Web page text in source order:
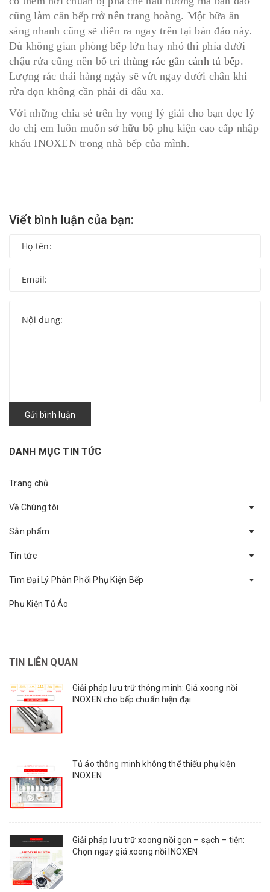
cũng làm căn bếp trở nên trang hoàng. Một bữa ăn
sáng nhanh cũng sẽ diễn ra ngay trên tại bàn đảo này.
Dù không gian phòng bếp lớn hay nhỏ thì phía dưới
chậu rửa cũng nên bố tríthùng rác gắn cánh tủ bếp.
Lượng rác thải hàng ngày sẽ vứt ngay dưới chân khi
rửa dọn không cần phải đi đâu xa.
Với những chia sẻ trên hy vọng lý giải cho bạn đọc lý
do chị em luôn muốn sở hữu bộ phụ kiện cao cấp nhập
khẩu INOXEN trong nhà bếp của mình.
Viết bình luận của bạn:
Gửi bình luận
DANH MỤC TIN TỨC
Trang chủ
Về Chúng tôi
Sản phẩm
Tin tức
Tìm Đại Lý Phân Phối Phụ Kiện Bếp
Phụ Kiện Tủ Áo
TIN LIÊN QUAN
Giải pháp lưu trữ thông minh: Giá xoong nồi
INOXEN cho bếp chuẩn hiện đại
Tủ áo thông minh không thể thiếu phụ kiện
INOXEN
Giải pháp lưu trữ xoong nồi gọn – sạch – tiện:
Chọn ngay giá xoong nồi INOXEN